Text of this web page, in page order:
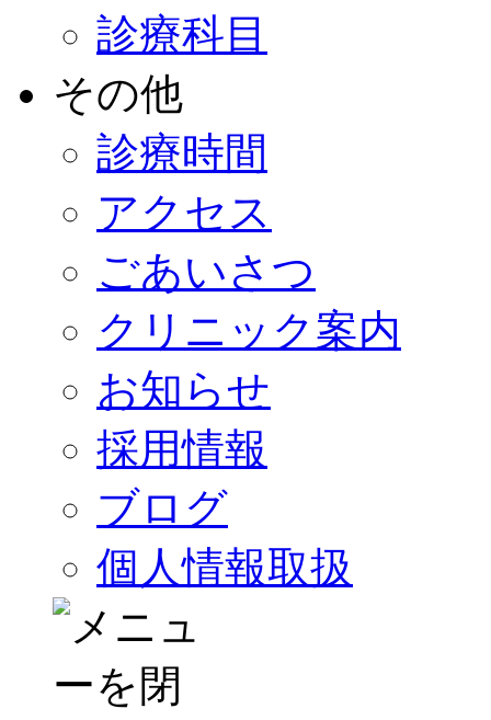
診療科目
その他
診療時間
アクセス
ごあいさつ
クリニック案内
お知らせ
採用情報
ブログ
個人情報取扱